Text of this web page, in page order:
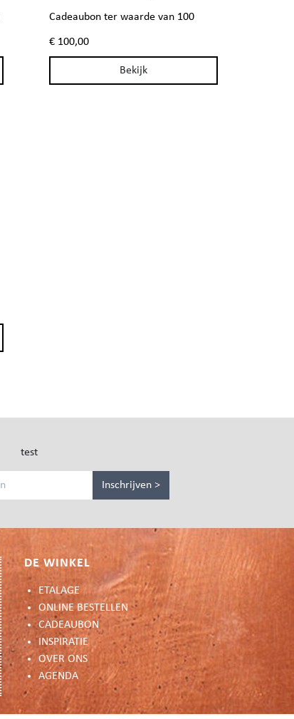
Cadeaubon ter waarde van 100
euro
€ 100,00
Bekijk
test
Inschrijven >
DE WINKEL
ETALAGE
ONLINE BESTELLEN
CADEAUBON
INSPIRATIE
OVER ONS
AGENDA